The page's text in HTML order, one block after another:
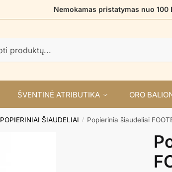
Nemokamas pristatymas nuo 100
ŠVENTINĖ ATRIBUTIKA ORO
POPIERINIAI ŠIAUDELIAI / Popierinia šiaudeliai